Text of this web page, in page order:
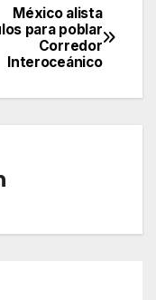
México alista
para poblar
Corredor
Interoceánico